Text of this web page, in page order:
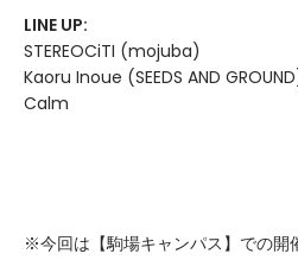
LINE UP:
STEREOCiTI (mojuba)
Kaoru Inoue (SEEDS AND
Calm
※今回は【駒場キャンパス】での開